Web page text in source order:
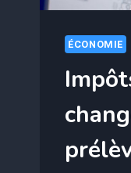
ÉCONOMIE